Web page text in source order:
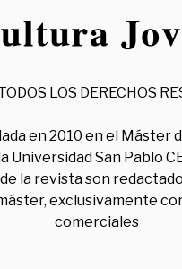
LOS DERECHOS
en 2010 en el Máster
Universidad San Pablo
la revista son
exclusivamente
comerciales